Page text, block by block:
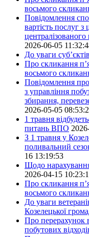
восьмого
Повідомлення
вартість послуг з
2026-06-05
До уваги
Про скликання
восьмого
Повідомлення
з управління
збирання,
2026-05-05
1 травня
питань ВПО
З 1 травня у
поливальний
16 13:19:53
Щодо
2026-04-15
Про скликання
восьмого
До уваги
Козелецької
Про перерахунок
побутових